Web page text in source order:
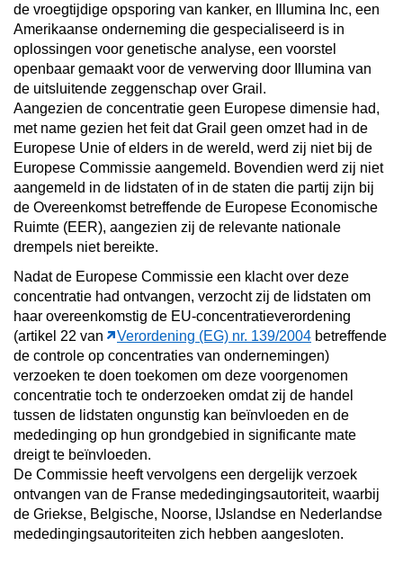
de vroegtijdige opsporing van kanker, en Illumina Inc, een
Amerikaanse onderneming die gespecialiseerd is in
oplossingen voor genetische analyse, een voorstel
openbaar gemaakt voor de verwerving door Illumina van
de uitsluitende zeggenschap over Grail.
Aangezien de concentratie geen Europese dimensie had,
met name gezien het feit dat Grail geen omzet had in de
Europese Unie of elders in de wereld, werd zij niet bij de
Europese Commissie aangemeld. Bovendien werd zij niet
aangemeld in de lidstaten of in de staten die partij zijn bij
de Overeenkomst betreffende de Europese Economische
Ruimte (EER), aangezien zij de relevante nationale
drempels niet bereikte.
Nadat de Europese Commissie een klacht over deze
concentratie had ontvangen, verzocht zij de lidstaten om
haar overeenkomstig de EU-concentratieverordening
(artikel 22 van
Verordening (EG) nr. 139/2004 betreffende
de controle op concentraties van ondernemingen)
verzoeken te doen toekomen om deze voorgenomen
concentratie toch te onderzoeken omdat zij de handel
tussen de lidstaten ongunstig kan beïnvloeden en de
mededinging op hun grondgebied in significante mate
dreigt te beïnvloeden.
De Commissie heeft vervolgens een dergelijk verzoek
ontvangen van de Franse mededingingsautoriteit, waarbij
de Griekse, Belgische, Noorse, IJslandse en Nederlandse
mededingingsautoriteiten zich hebben aangesloten.